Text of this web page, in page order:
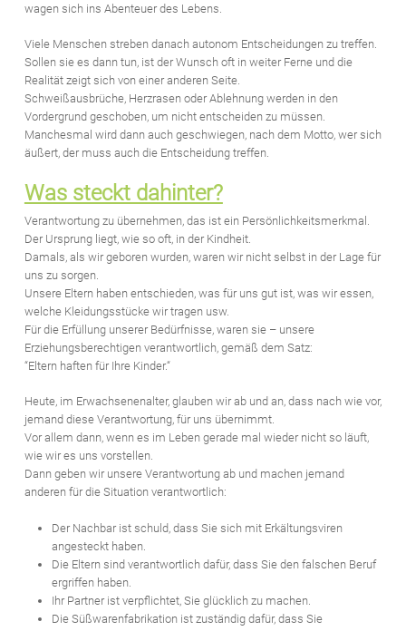
wagen sich ins Abenteuer des Lebens.
Viele Menschen streben danach autonom Entscheidungen zu treffen.
Sollen sie es dann tun, ist der Wunsch oft in weiter Ferne und die
Realität zeigt sich von einer anderen Seite.
Schweißausbrüche, Herzrasen oder Ablehnung werden in den
Vordergrund geschoben, um nicht entscheiden zu müssen.
Manchesmal wird dann auch geschwiegen, nach dem Motto, wer sich
äußert, der muss auch die Entscheidung treffen.
Was steckt dahinter?
Verantwortung zu übernehmen, das ist ein Persönlichkeitsmerkmal.
Der Ursprung liegt, wie so oft, in der Kindheit.
Damals, als wir geboren wurden, waren wir nicht selbst in der Lage für
uns zu sorgen.
Unsere Eltern haben entschieden, was für uns gut ist, was wir essen,
welche Kleidungsstücke wir tragen usw.
Für die Erfüllung unserer Bedürfnisse, waren sie – unsere
Erziehungsberechtigen verantwortlich, gemäß dem Satz:
“Eltern haften für Ihre Kinder.“
Heute, im Erwachsenenalter, glauben wir ab und an, dass nach wie vor,
jemand diese Verantwortung, für uns übernimmt.
Vor allem dann, wenn es im Leben gerade mal wieder nicht so läuft,
wie wir es uns vorstellen.
Dann geben wir unsere Verantwortung ab und machen jemand
anderen für die Situation verantwortlich:
Der Nachbar ist schuld, dass Sie sich mit Erkältungsviren
angesteckt haben.
Die Eltern sind verantwortlich dafür, dass Sie den falschen Beruf
ergriffen haben.
Ihr Partner ist verpflichtet, Sie glücklich zu machen.
Die Süßwarenfabrikation ist zuständig dafür, dass Sie